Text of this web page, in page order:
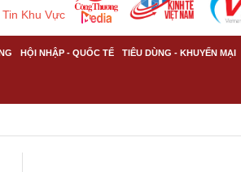
Tin Khu Vực
HỘI NHẬP - QUỐC TẾ TIÊU DÙNG - KHUYẾN MẠI